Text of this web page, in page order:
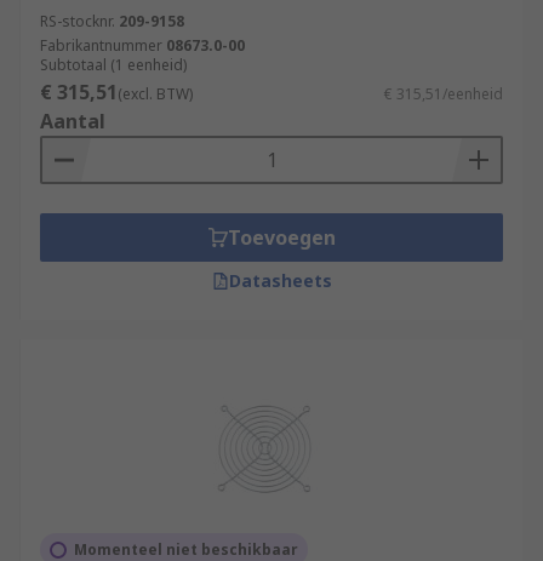
RS-stocknr. 209-9158
Fabrikantnummer 08673.0-00
Subtotaal (1 eenheid)
€ 315,51(excl. BTW) € 315,51/eenheid
Aantal
Toevoegen
Datasheets
Momenteel niet beschikbaar